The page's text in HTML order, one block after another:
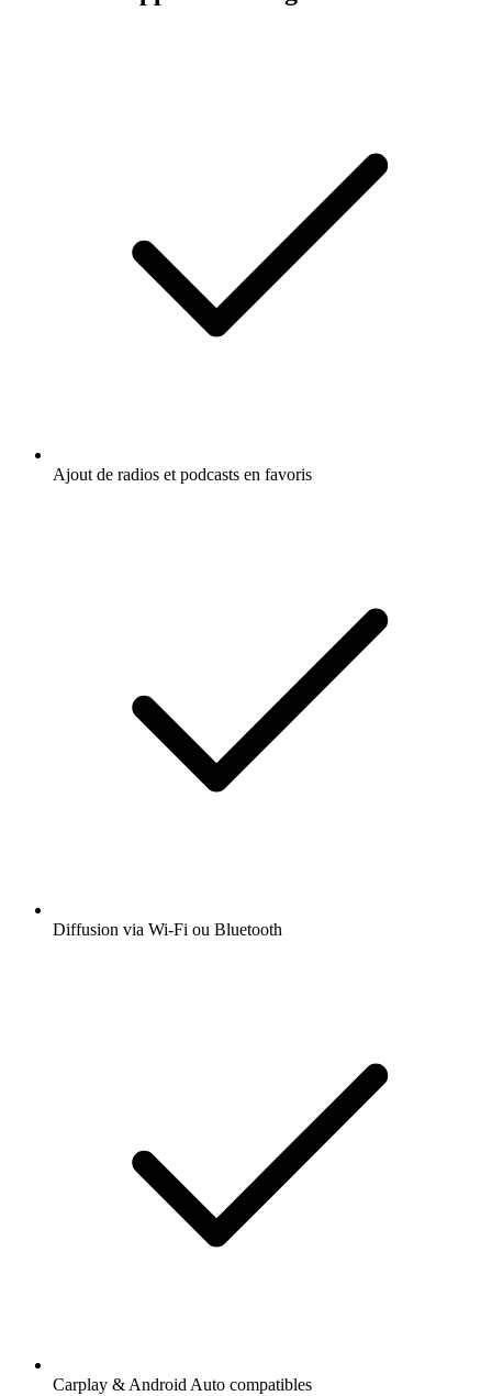
Ajout de radios et podcasts en favoris
Diffusion via Wi-Fi ou Bluetooth
Carplay & Android Auto compatibles